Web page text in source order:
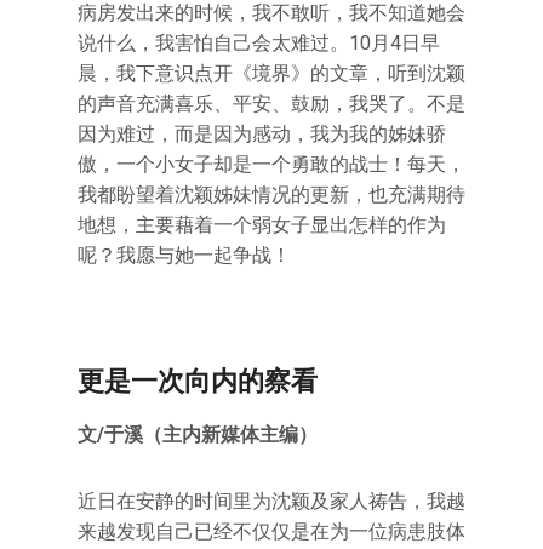
病房发出来的时候，我不敢听，我不知道她会
说什么，我害怕自己会太难过。10月4日早
晨，我下意识点开《境界》的文章，听到沈颖
的声音充满喜乐、平安、鼓励，我哭了。不是
因为难过，而是因为感动，我为我的姊妹骄
傲，一个小女子却是一个勇敢的战士！每天，
我都盼望着沈颖姊妹情况的更新，也充满期待
地想，主要藉着一个弱女子显出怎样的作为
呢？我愿与她一起争战！
更是一次向内的察看
文/于溪（主内新媒体主编）
近日在安静的时间里为沈颖及家人祷告，我越
来越发现自己已经不仅仅是在为一位病患肢体